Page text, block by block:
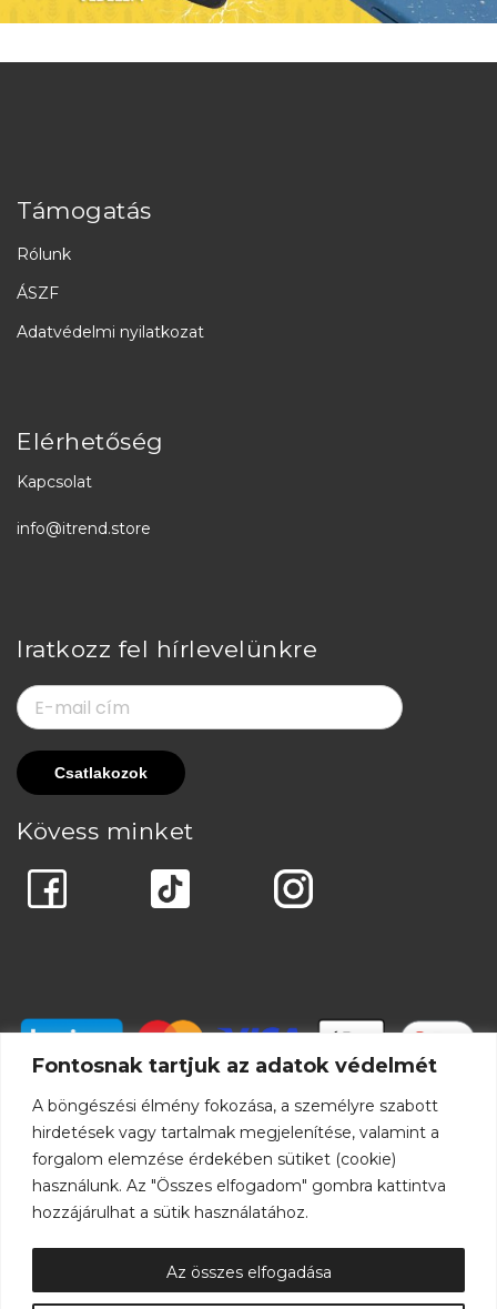
Fontosnak tartjuk az adatok védelmét
A böngészési élmény fokozása, a személyre szabott
hirdetések vagy tartalmak megjelenítése, valamint a
forgalom elemzése érdekében sütiket (cookie)
használunk. Az "Összes elfogadom" gombra kattintva
hozzájárulhat a sütik használatához.
Az összes elfogadása
Támogatás
Rólunk
ÁSZF
Adatvédelmi nyilatkozat
Elérhetőség
Kapcsolat
info@itrend.store
Iratkozz fel hírlevelünkre
Kövess minket